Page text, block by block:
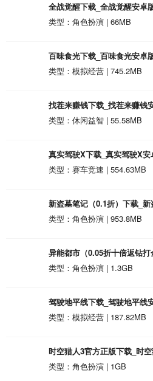
全战觉醒下载_全战觉醒安卓
类型：角色扮演 | 66MB
百味食光下载_百味食光安卓
类型：模拟经营 | 745.2MB
找茬来赚钱下载_找茬来赚钱
类型：休闲益智 | 55.58MB
真实驾驶X下载_真实驾驶X安
类型：赛车竞速 | 554.63MB
新盗墓笔记（0.1折）下载_新
安卓版
类型：角色扮演 | 953.8MB
异能都市（0.05折十倍返钻
（0.05折十倍返钻打金）安卓版
类型：角色扮演 | 1.3GB
驾驶地平线下载_驾驶地平线
类型：模拟经营 | 187.82MB
时空猎人3官方正版下载_时
卓版
类型：角色扮演 | 1GB